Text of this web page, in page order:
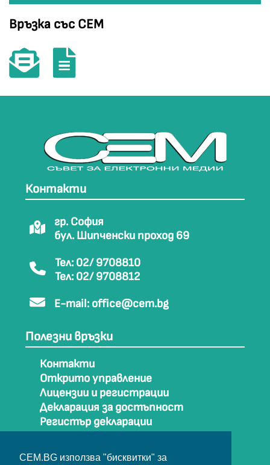
CEM.BG използва "бисквитки" за
Връзка със СЕМ
Контакти
гр. София
бул. Шипченски проход 69
Тел: 02/ 9708810
Тел: 02/ 9708812
E-mail: office@cem.bg
Полезни връзки
Контакти
Открито управление
Лицензии и регистрации
Декларация за достъпност
Регистър декларации
Карта на сайта